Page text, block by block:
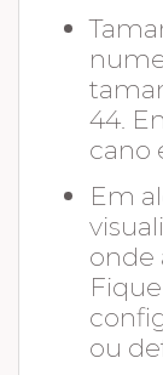
44.
cano
Em
onde
ou